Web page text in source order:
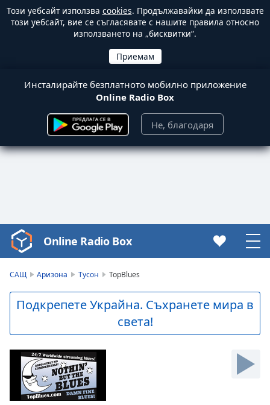
Този уебсайт използва cookies. Продължавайки да използвате
този уебсайт, вие се съгласявате с нашите правила относно
използването на „бисквитки“.
Инсталирайте безплатното мобилно приложение
Online Radio Box
Не, благодаря
Video
Player
Play
Video
Skip
Skip
Forward
Mute
Current
Online Radio Box
САЩ Аризона Тусон TopBlues
Подкрепете Украйна. Съхранете мира в
света!